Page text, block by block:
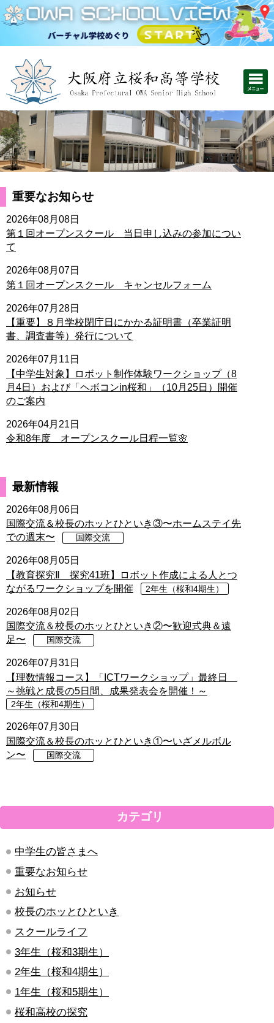
重要なお知らせ
2026年08月08日
第１回オープンスクール 当日申し込みの参加につい
て
2026年08月07日
第１回オープンスクール キャンセルフォーム
2026年07月28日
【重要】８月学校閉庁日にかかる証明書（卒業証明
書、調査書等）発行について
2026年07月11日
【中学生対象】ロボット制作体験ワークショップ（8
月4日）および「ヘボコンin桜和」（10月25日）開催
のご案内
2026年04月21日
令和8年度 オープンスクール日程一覧🌸
最新情報
2026年08月06日
国際交流＆校長のホッとひといき③〜ホームステイ先
での週末〜
国際交流
2026年08月05日
【教育探究Ⅱ 探究41班】ロボット作成による人とつ
ながるワークショップを開催
2年生（桜和4期生）
2026年08月02日
国際交流＆校長のホッとひといき②〜歓迎式典＆遠
足〜
国際交流
2026年07月31日
【理数情報コース】「ICTワークショップ」最終日
～挑戦と成長の5日間、成果発表会を開催！～
2年生（桜和4期生）
2026年07月30日
国際交流＆校長のホッとひといき①〜いざメルボル
ン〜
国際交流
カテゴリ
中学生の皆さまへ
重要なお知らせ
お知らせ
校長のホッとひといき
スクールライフ
3年生（桜和3期生）
2年生（桜和4期生）
1年生（桜和5期生）
桜和高校の探究